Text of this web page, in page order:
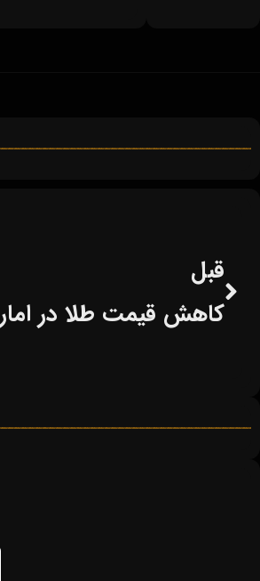
قبل
کاهش قیمت طلا در